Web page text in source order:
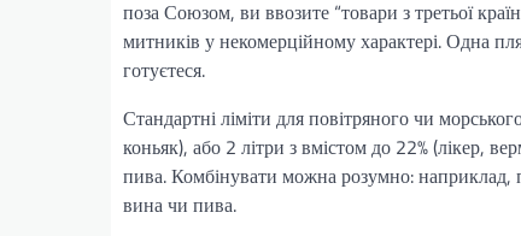
поза Союзом, ви ввозите “товари з третьої
митників у некомерційному характері. Одна
готуєтеся.
Стандартні ліміти для повітряного чи
коньяк), або 2 літри з вмістом до 22% (лікер,
пива. Комбінувати можна розумно: наприклад,
вина чи пива.